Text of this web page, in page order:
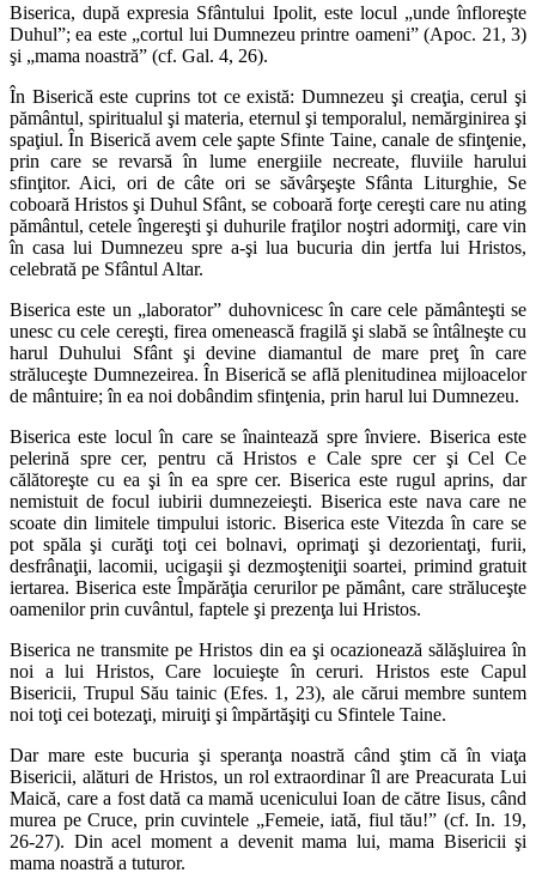
Biserica, după expresia Sfântului Ipolit, este locul „unde înfloreşte
Duhul”; ea este „cortul lui Dumnezeu printre oameni” (Apoc. 21, 3)
şi „mama noastră” (cf. Gal. 4, 26).
În Biserică este cuprins tot ce există: Dumnezeu şi creaţia, cerul şi
pământul, spiritualul şi materia, eternul şi temporalul, nemărginirea şi
spaţiul. În Biserică avem cele şapte Sfinte Taine, canale de sfinţenie,
prin care se revarsă în lume energiile necreate, fluviile harului
sfinţitor. Aici, ori de câte ori se săvârşeşte Sfânta Liturghie, Se
coboară Hristos şi Duhul Sfânt, se coboară forţe cereşti care nu ating
pământul, cetele îngereşti şi duhurile fraţilor noştri adormiţi, care vin
în casa lui Dumnezeu spre a-şi lua bucuria din jertfa lui Hristos,
celebrată pe Sfântul Altar.
Biserica este un „laborator” duhovnicesc în care cele pământeşti se
unesc cu cele cereşti, firea omenească fragilă şi slabă se întâlneşte cu
harul Duhului Sfânt şi devine diamantul de mare preţ în care
străluceşte Dumnezeirea. În Biserică se află plenitudinea mijloacelor
de mântuire; în ea noi dobândim sfinţenia, prin harul lui Dumnezeu.
Biserica este locul în care se înaintează spre înviere. Biserica este
pelerină spre cer, pentru că Hristos e Cale spre cer şi Cel Ce
călătoreşte cu ea şi în ea spre cer. Biserica este rugul aprins, dar
nemistuit de focul iubirii dumnezeieşti. Biserica este nava care ne
scoate din limitele timpului istoric. Biserica este Vitezda în care se
pot spăla şi curăţi toţi cei bolnavi, oprimaţi şi dezorientaţi, furii,
desfrânaţii, lacomii, ucigaşii şi dezmoşteniţii soartei, primind gratuit
iertarea. Biserica este Împărăţia cerurilor pe pământ, care străluceşte
oamenilor prin cuvântul, faptele şi prezenţa lui Hristos.
Biserica ne transmite pe Hristos din ea şi ocazionează sălăşluirea în
noi a lui Hristos, Care locuieşte în ceruri. Hristos este Capul
Bisericii, Trupul Său tainic (Efes. 1, 23), ale cărui membre suntem
noi toţi cei botezaţi, miruiţi şi împărtăşiţi cu Sfintele Taine.
Dar mare este bucuria şi speranţa noastră când ştim că în viaţa
Bisericii, alături de Hristos, un rol extraordinar îl are Preacurata Lui
Maică, care a fost dată ca mamă ucenicului Ioan de către Iisus, când
murea pe Cruce, prin cuvintele „Femeie, iată, fiul tău!” (cf. In. 19,
26-27). Din acel moment a devenit mama lui, mama Bisericii şi
mama noastră a tuturor.